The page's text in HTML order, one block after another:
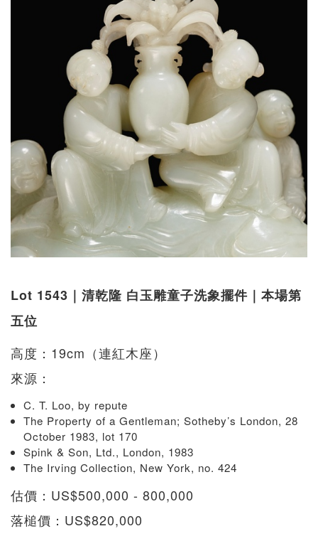
Lot 1543｜清乾隆 白玉雕童子洗象擺件｜本場第
五位
高度：19cm（連紅木座）
來源：
C. T. Loo, by repute
The Property of a Gentleman; Sotheby’s London, 28
October 1983, lot 170
Spink & Son, Ltd., London, 1983
The Irving Collection, New York, no. 424
估價：US$500,000 - 800,000
落槌價：US$820,000